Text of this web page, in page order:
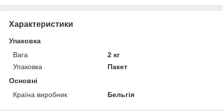
Характеристики
Упаковка
Вага
2 кг
Упаковка
Пакет
Основні
Країна виробник
Бельгія